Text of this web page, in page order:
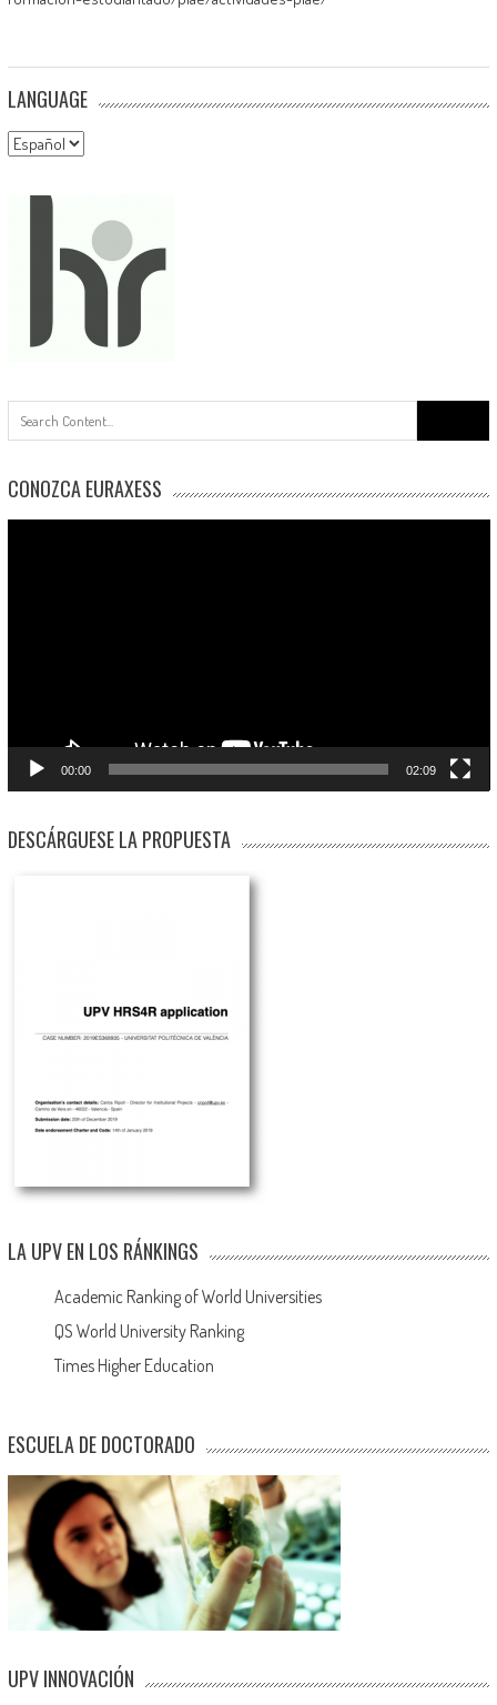
LANGUAGE
Language
CONOZCA EURAXESS
00:00 02:09
DESCÁRGUESE LA PROPUESTA
LA UPV EN LOS RÁNKINGS
Academic Ranking of World Universities
QS World University Ranking
Times Higher Education
ESCUELA DE DOCTORADO
UPV INNOVACIÓN